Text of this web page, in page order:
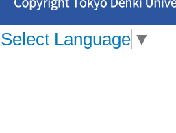
Select Language ▼